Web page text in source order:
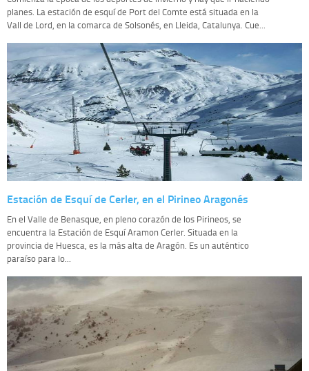
planes. La estación de esquí de Port del Comte está situada en la
Vall de Lord, en la comarca de Solsonés, en Lleida, Catalunya. Cue...
Estación de Esquí de Cerler, en el Pirineo Aragonés
En el Valle de Benasque, en pleno corazón de los Pirineos, se
encuentra la Estación de Esquí Aramon Cerler. Situada en la
provincia de Huesca, es la más alta de Aragón. Es un auténtico
paraíso para lo...